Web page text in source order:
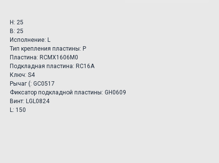
H: 25
B: 25
Исполнение: L
Тип крепления пластины: P
Пластина: RCMX1606M0
Подкладная пластина: RC16A
Ключ: S4
Рычаг (: GC0517
Фиксатор подкладной пластины: GH0609
Винт: LGL0824
L: 150